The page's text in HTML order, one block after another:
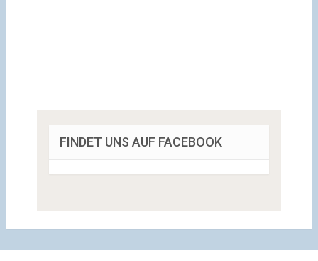
FINDET UNS AUF FACEBOOK